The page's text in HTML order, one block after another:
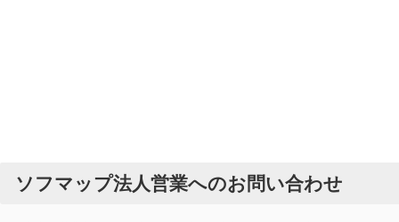
ソフマップ法人営業へのお問い合わせ